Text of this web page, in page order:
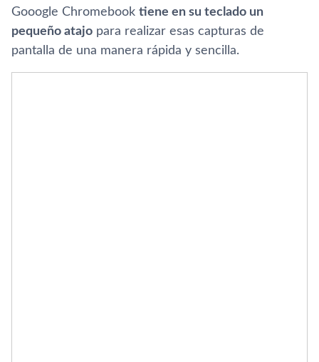
Gooogle Chromebook tiene en su teclado un
pequeño atajo para realizar esas capturas de
pantalla de una manera rápida y sencilla.